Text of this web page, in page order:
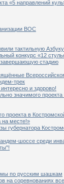
«5 направлений
ВОС
тактильную
конкурс «12
завершающую стадию
трек
и здорово!
значимого
проекта в
на месте!»
губернатора
шоссе среди
по русским шашкам
на соревнованиях